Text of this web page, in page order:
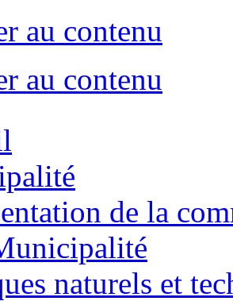
au contenu
au contenu
de la
naturels et